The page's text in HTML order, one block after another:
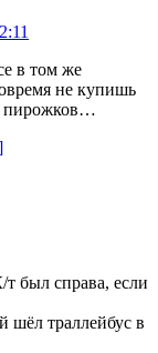
в том же
не купишь
пирожков…
был справа, если
шёл траллейбус в